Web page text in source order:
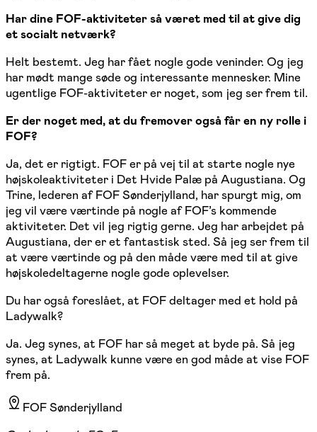
Har dine FOF-aktiviteter så været med til at give dig
et socialt netværk?
Helt bestemt. Jeg har fået nogle gode veninder. Og jeg
har mødt mange søde og interessante mennesker. Mine
ugentlige FOF-aktiviteter er noget, som jeg ser frem til.
Er der noget med, at du fremover også får en ny rolle i
FOF?
Ja, det er rigtigt. FOF er på vej til at starte nogle nye
højskoleaktiviteter i Det Hvide Palæ på Augustiana. Og
Trine, lederen af FOF Sønderjylland, har spurgt mig, om
jeg vil være værtinde på nogle af FOF’s kommende
aktiviteter. Det vil jeg rigtig gerne. Jeg har arbejdet på
Augustiana, der er et fantastisk sted. Så jeg ser frem til
at være værtinde og på den måde være med til at give
højskoledeltagerne nogle gode oplevelser.
Du har også foreslået, at FOF deltager med et hold på
Ladywalk?
Ja. Jeg synes, at FOF har så meget at byde på. Så jeg
synes, at Ladywalk kunne være en god måde at vise FOF
frem på.
FOF Sønderjylland